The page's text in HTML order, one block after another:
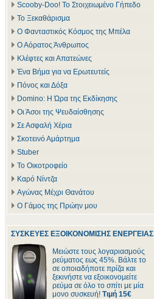
Scooby-Doo! Το Στοιχειωμένο Γήπεδο
Το Ξεκαθάρισμα
Ο Φανταστικός Κόσμος της Μπέλα
Ο Αόρατος Άνθρωπος
Κλέφτες και Απατεώνες
Ένα Βήμα για να Ερωτευτείς
Πόνος και Δόξα
Domino: Η Ώρα της Εκδίκησης
Οι Άσοι της Ψευδαίσθησης
Σε Ασφαλή Χέρια
Σκοτεινό Αμάρτημα
Stuber
Το Οικοτροφείο
Καρό Νίντζα
Αγώνας Μέχρι Θανάτου
Ο Γάμος της Πρώην μου
ΣΥΣΚΕΥΕΣ ΕΞΟΙΚΟΝΟΜΙΣΗΣ ΕΝΕΡΓΕΙΑΣ
Μειώστε τους λογαριασμούς
ρεύματος εως 45%. Βάλτε το
σε οποιαδήποτε πρίζα και
ξεκινήστε να εξοικονομείτε
ρεύμα σε όλο το σπίτι με μία
μονο συσκευή! Τιμή 15€